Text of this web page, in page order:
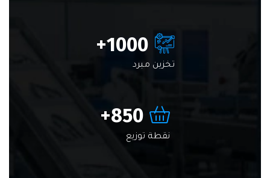
1000
+
تخزين مبرد
850
+
نقطة توزيع